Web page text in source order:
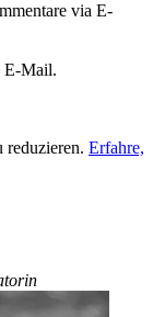
via E-
E-Mail.
reduzieren. Erfahre,